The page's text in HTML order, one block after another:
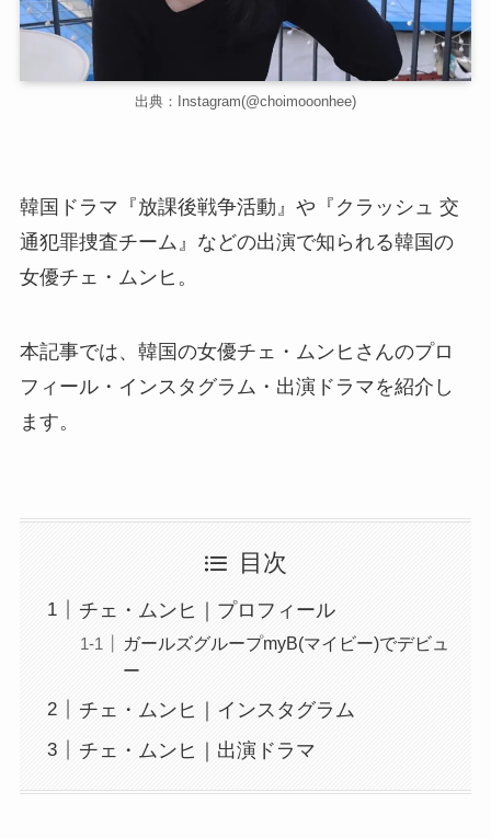
出典：Instagram(@choimooonhee)
韓国ドラマ『放課後戦争活動』や『クラッシュ 交
通犯罪捜査チーム』などの出演で知られる韓国の
女優チェ・ムンヒ。
本記事では、韓国の女優チェ・ムンヒさんのプロ
フィール・インスタグラム・出演ドラマを紹介し
ます。
目次
チェ・ムンヒ｜プロフィール
ガールズグループmyB(マイビー)でデビュ
ー
チェ・ムンヒ｜インスタグラム
チェ・ムンヒ｜出演ドラマ